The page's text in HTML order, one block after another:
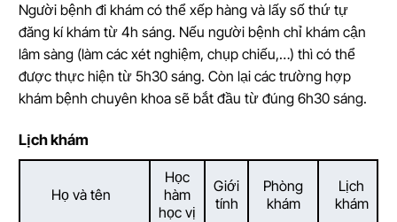
Người bệnh đi khám có thể xếp hàng và lấy số thứ tự
đăng kí khám từ 4h sáng. Nếu người bệnh chỉ khám cận
lâm sàng (làm các xét nghiệm, chụp chiếu,…) thì có thể
được thực hiện từ 5h30 sáng. Còn lại các trường hợp
khám bệnh chuyên khoa sẽ bắt đầu từ đúng 6h30 sáng.
Lịch khám
Họ và tên
Học
hàm
học vị
Giới
tính
Phòng
khám
Lịch
khám